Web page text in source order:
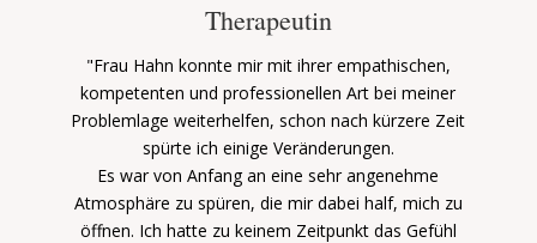
Therapeutin
"Frau Hahn konnte mir mit ihrer empathischen,
kompetenten und professionellen Art bei meiner
Problemlage weiterhelfen, schon nach kürzere Zeit
spürte ich einige Veränderungen.
Es war von Anfang an eine sehr angenehme
Atmosphäre zu spüren, die mir dabei half, mich zu
öffnen. Ich hatte zu keinem Zeitpunkt das Gefühl